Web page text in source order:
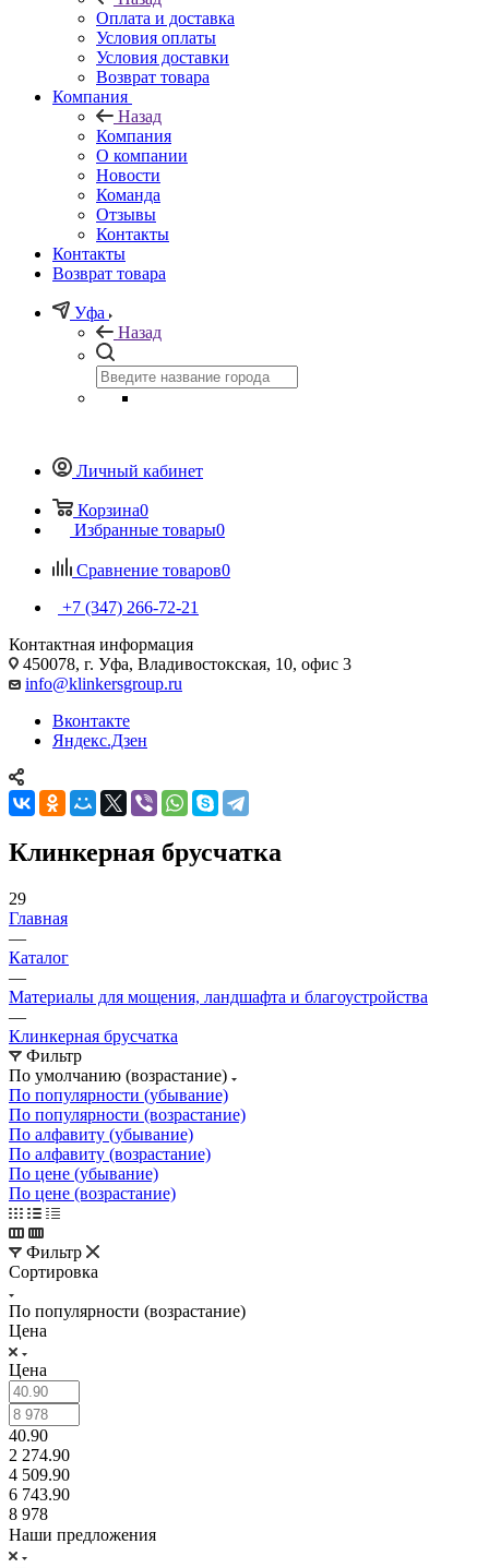
Оплата и доставка
Условия оплаты
Условия доставки
Возврат товара
Компания
Назад
Компания
О компании
Новости
Команда
Отзывы
Контакты
Контакты
Возврат товара
Уфа
Назад
Личный кабинет
Корзина0
Избранные товары0
Сравнение товаров0
+7 (347) 266-72-21
Контактная информация
450078, г. Уфа, Владивостокская, 10, офис 3
info@klinkersgroup.ru
Вконтакте
Яндекс.Дзен
Клинкерная брусчатка
29
Главная
—
Каталог
—
Материалы для мощения, ландшафта и благоустройства
—
Клинкерная брусчатка
Фильтр
По умолчанию (возрастание)
По популярности (убывание)
По популярности (возрастание)
По алфавиту (убывание)
По алфавиту (возрастание)
По цене (убывание)
По цене (возрастание)
Фильтр
Сортировка
По популярности (возрастание)
Цена
Цена
40.90
2 274.90
4 509.90
6 743.90
8 978
Наши предложения